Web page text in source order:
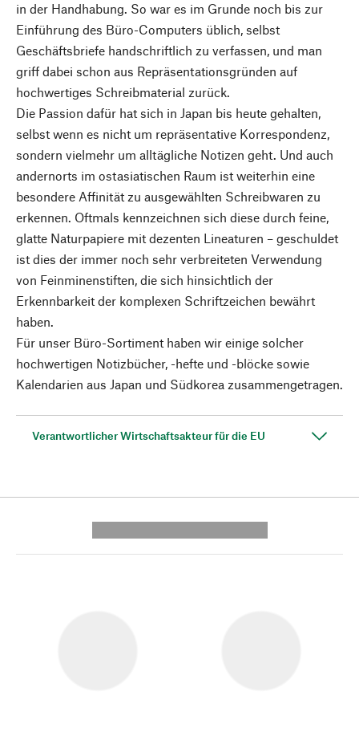
in der Handhabung. So war es im Grunde noch bis zur
Einführung des Büro-Computers üblich, selbst
Geschäftsbriefe handschriftlich zu verfassen, und man
griff dabei schon aus Repräsentationsgründen auf
hochwertiges Schreibmaterial zurück.
Die Passion dafür hat sich in Japan bis heute gehalten,
selbst wenn es nicht um repräsentative Korrespondenz,
sondern vielmehr um alltägliche Notizen geht. Und auch
andernorts im ostasiatischen Raum ist weiterhin eine
besondere Affinität zu ausgewählten Schreibwaren zu
erkennen. Oftmals kennzeichnen sich diese durch feine,
glatte Naturpapiere mit dezenten Lineaturen – geschuldet
ist dies der immer noch sehr verbreiteten Verwendung
von Feinminenstiften, die sich hinsichtlich der
Erkennbarkeit der komplexen Schriftzeichen bewährt
haben.
Für unser Büro-Sortiment haben wir einige solcher
hochwertigen Notizbücher, -hefte und -blöcke sowie
Kalendarien aus Japan und Südkorea zusammengetragen.
Verantwortlicher Wirtschaftsakteur für die EU